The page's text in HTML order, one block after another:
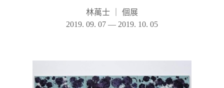
林萬士
個展
2019. 09. 07 — 2019. 10. 05